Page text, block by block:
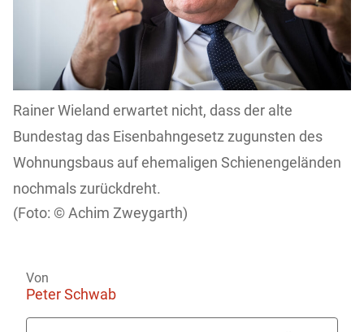
Rainer Wieland erwartet nicht, dass der alte
Bundestag das Eisenbahngesetz zugunsten des
Wohnungsbaus auf ehemaligen Schienengeländen
nochmals zurückdreht.
Achim Zweygarth)
Von
Peter Schwab